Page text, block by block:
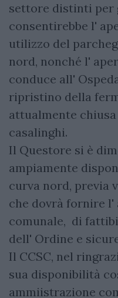
settore distinti per
consentirebbe l'
utilizzo del
nord, nonché l'
conduce all'
ripristino della
attualmente
casalinghi.
Il Questore si è
ampiamente
curva nord, previa
che dovrà fornire
comunale, di
dell' Ordine e
Il CCSC, nel
sua disponibilità
ammiistrazione